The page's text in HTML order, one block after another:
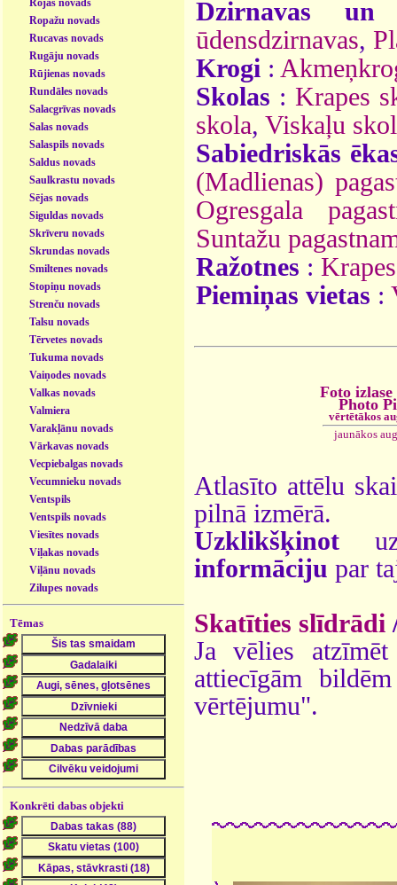
Rojas novads
Ropažu novads
Rucavas novads
Rugāju novads
Rūjienas novads
Rundāles novads
Salacgrīvas novads
Salas novads
Salaspils novads
Saldus novads
Saulkrastu novads
Sējas novads
Siguldas novads
Skrīveru novads
Skrundas novads
Smiltenes novads
Stopiņu novads
Strenču novads
Talsu novads
Tērvetes novads
Tukuma novads
Vaiņodes novads
Valkas novads
Valmiera
Varakļānu novads
Vārkavas novads
Vecpiebalgas novads
Vecumnieku novads
Ventspils
Ventspils novads
Viesītes novads
Viļakas novads
Viļānu novads
Zilupes novads
Tēmas
Konkrēti dabas objekti
Dzirnavas un
ūdensdzirnavas,
Krogi :
Skolas : Krapes
skola, Viskaļu
Sabiedriskās
(Madlienas)
Ogresgala
Suntažu
Ražotnes :
Piemiņas vietas :
Foto izlase
Photo
vērtētākos
jaunākos
Atlasīto attēlu
pilnā izmērā.
Uzklikšķinot
informāciju par
Skatīties slīdrādi
Ja vēlies
attiecīgām
vērtējumu".